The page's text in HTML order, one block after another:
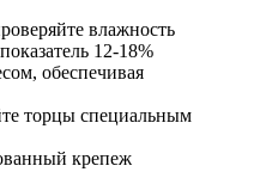
влажность
12-18%
обеспечивая
торцы специальным
крепеж